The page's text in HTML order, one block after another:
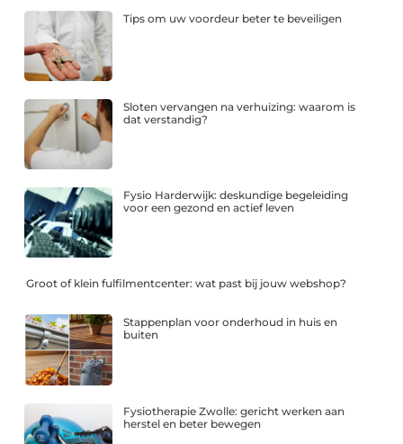
Tips om uw voordeur beter te beveiligen
Sloten vervangen na verhuizing: waarom is
dat verstandig?
Fysio Harderwijk: deskundige begeleiding
voor een gezond en actief leven
Groot of klein fulfilmentcenter: wat past bij jouw webshop?
Stappenplan voor onderhoud in huis en
buiten
Fysiotherapie Zwolle: gericht werken aan
herstel en beter bewegen